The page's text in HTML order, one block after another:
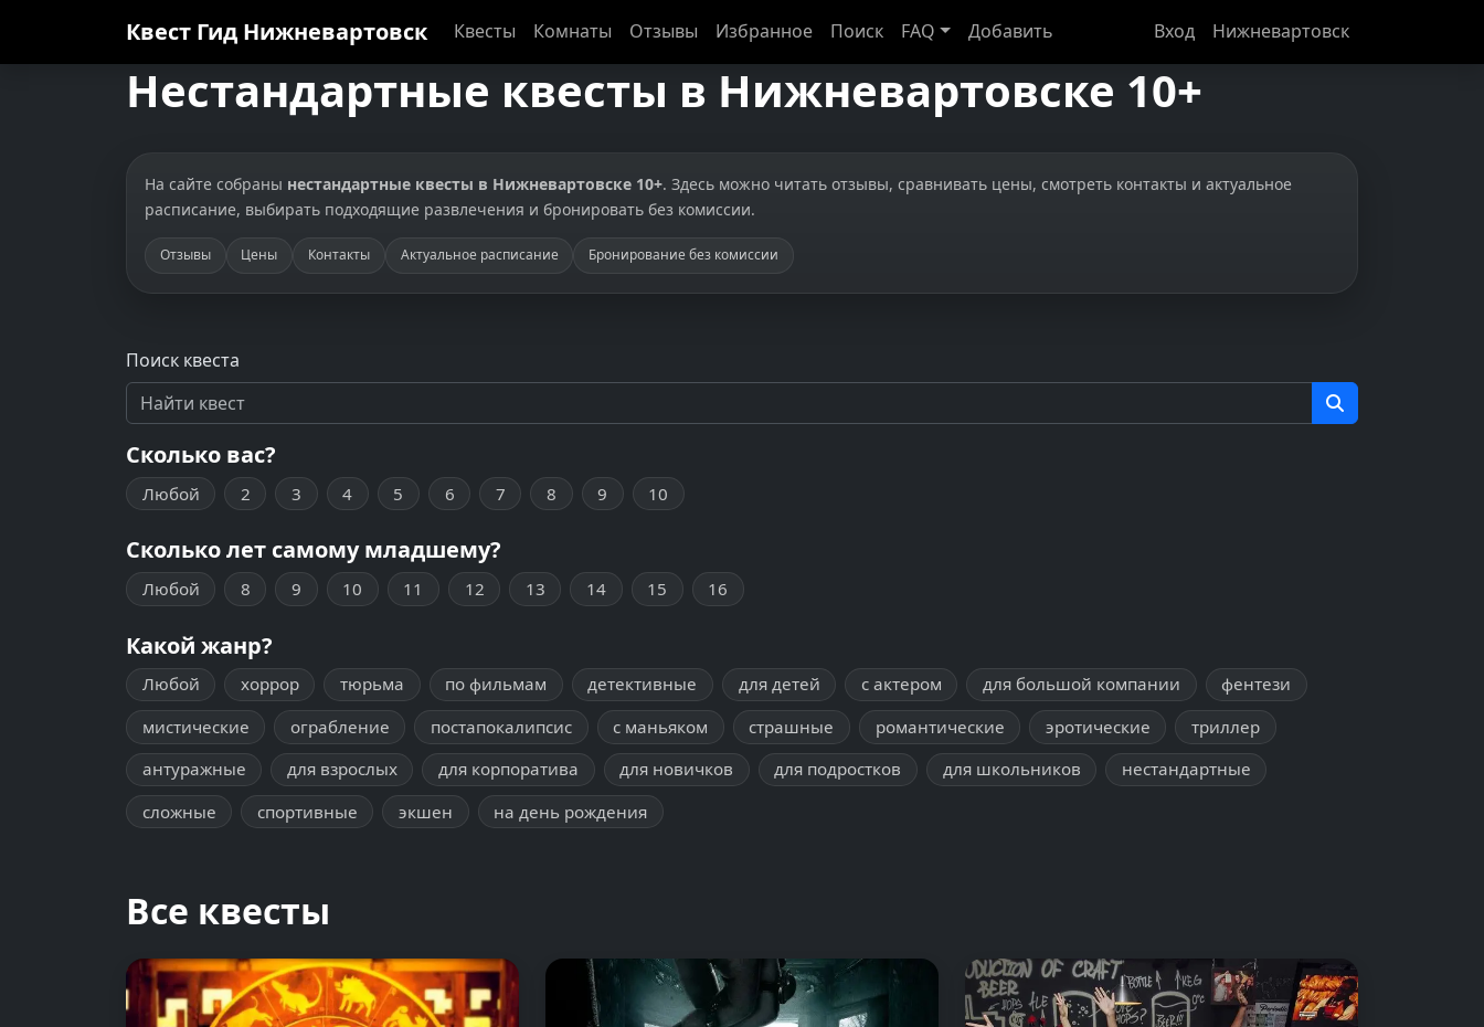
Квест Гид Нижневартовск Квесты Комнаты Отзывы Избранное Поиск FAQ Добавить Вход Нижневартовск
Нестандартные квесты в Нижневартовске 10+
На сайте собраны нестандартные квесты в Нижневартовске 10+. Здесь можно читать отзывы, сравнивать цены, смотреть контакты и актуальное
расписание, выбирать подходящие развлечения и бронировать без комиссии.
Отзывы Цены Контакты Актуальное расписание Бронирование без комиссии
Поиск квеста
Сколько вас?
Любой 2 3 4 5 6 7 8 9 10
Сколько лет самому младшему?
Любой 8 9 10 11 12 13 14 15 16
Какой жанр?
Любой хоррор тюрьма по фильмам детективные для детей с актером для большой компании
фентези
мистические
ограбление постапокалипсис с маньяком страшные романтические эротические
триллер
антуражные
для взрослых для корпоратива для новичков для подростков для школьников
нестандартные
сложные
спортивные экшен на день рождения
Все квесты